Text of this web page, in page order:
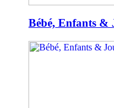
Bébé, Enfants &